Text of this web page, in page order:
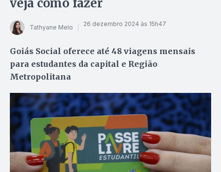
veja como fazer
Tathyane Melo 26 dezembro 2024 às 15h47
Goiás Social oferece até 48 viagens mensais
para estudantes da capital e Região
Metropolitana